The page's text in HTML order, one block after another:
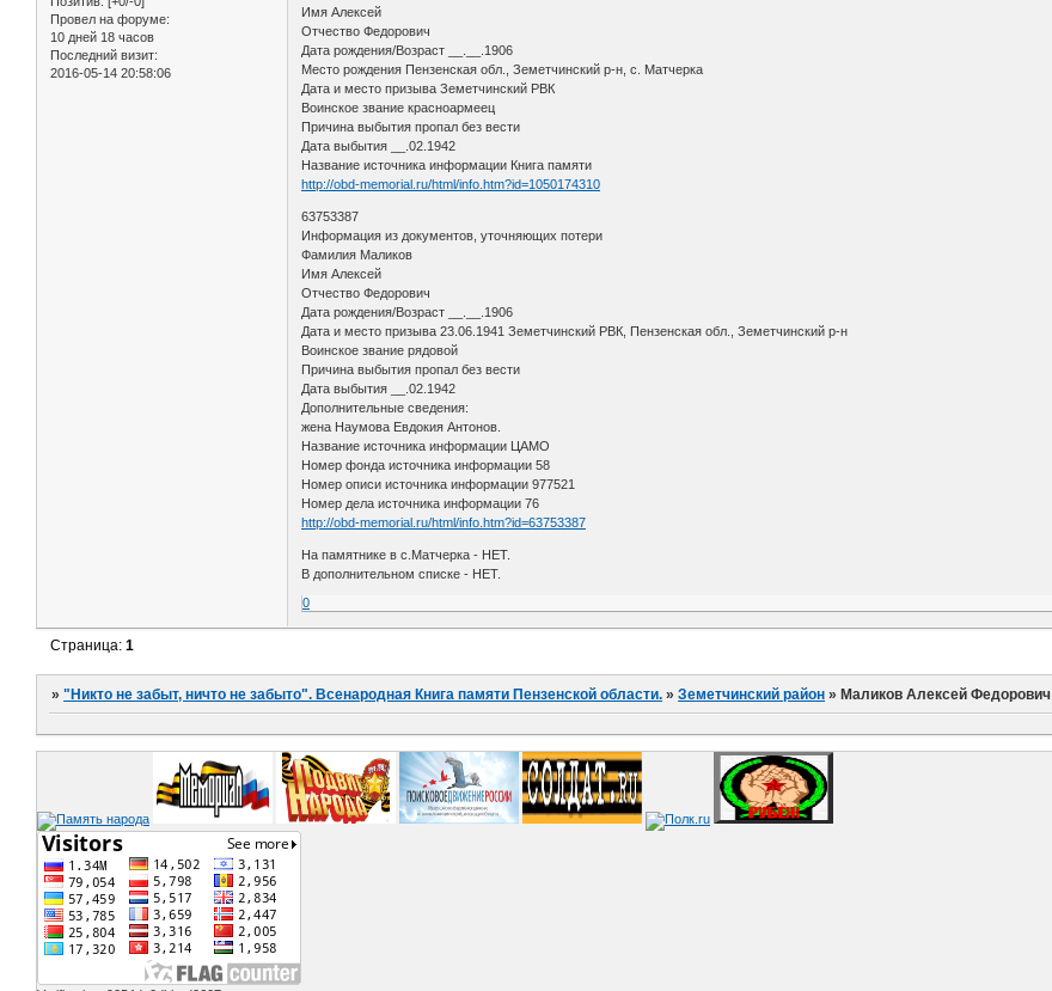
Провел на форуме:
10 дней 18 часов
Последний визит:
2016-05-14 20:58:06
Имя Алексей
Отчество Федорович
Дата рождения/Возраст __.__.1906
Место рождения Пензенская обл., Земетчинский р-н, с. Матчерка
Дата и место призыва Земетчинский РВК
Воинское звание красноармеец
Причина выбытия пропал без вести
Дата выбытия __.02.1942
Название источника информации Книга памяти
http://obd-memorial.ru/html/info.htm?id=1050174310
63753387
Информация из документов, уточняющих потери
Фамилия Маликов
Имя Алексей
Отчество Федорович
Дата рождения/Возраст __.__.1906
Дата и место призыва 23.06.1941 Земетчинский РВК, Пензенская обл., Земетчинский р-н
Воинское звание рядовой
Причина выбытия пропал без вести
Дата выбытия __.02.1942
Дополнительные сведения:
жена Наумова Евдокия Антонов.
Название источника информации ЦАМО
Номер фонда источника информации 58
Номер описи источника информации 977521
Номер дела источника информации 76
http://obd-memorial.ru/html/info.htm?id=63753387
На памятнике в с.Матчерка - НЕТ.
В дополнительном списке - НЕТ.
0
Страница:1
»"Никто не забыт, ничто не забыто". Всенародная Книга памяти Пензенской области. »Земетчинский район » Маликов Алексей Федорович